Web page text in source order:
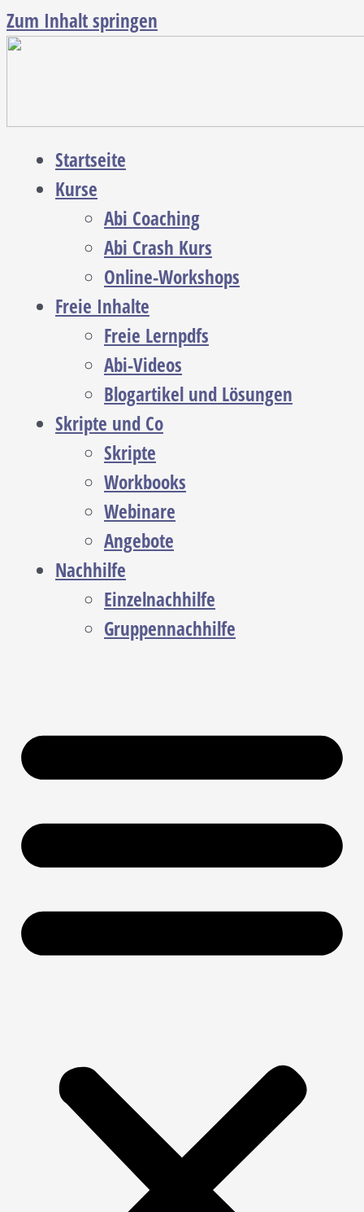
Zum Inhalt springen
Startseite
Kurse
Abi Coaching
Abi Crash Kurs
Online-Workshops
Freie Inhalte
Freie Lernpdfs
Abi-Videos
Blogartikel und Lösungen
Skripte und Co
Skripte
Workbooks
Webinare
Angebote
Nachhilfe
Einzelnachhilfe
Gruppennachhilfe